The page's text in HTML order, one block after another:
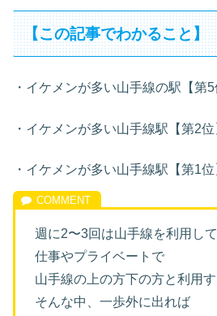
【この記事でわかること】
・イケメンが多い山手線の駅【第5
・イケメンが多い山手線駅【第2位
・イケメンが多い山手線駅【第1位
週に2〜3回は山手線を利用して
仕事やプライベートで
山手線の上の方下の方と利用す
そんな中、一歩外に出れば